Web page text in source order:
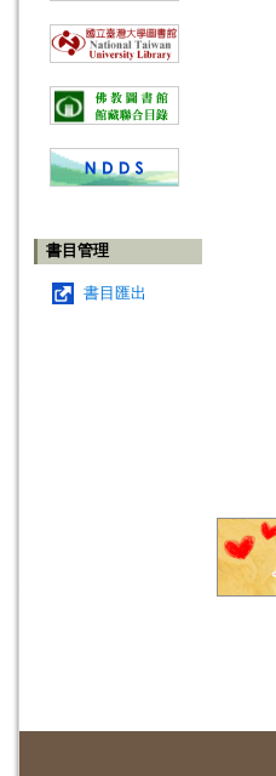
書目管理
書目匯出